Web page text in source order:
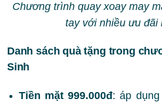
Chương trình quay xoay may
tay với nhiều ưu đãi
Danh sách quà tặng trong
Sinh
Tiền mặt 999.000đ: áp